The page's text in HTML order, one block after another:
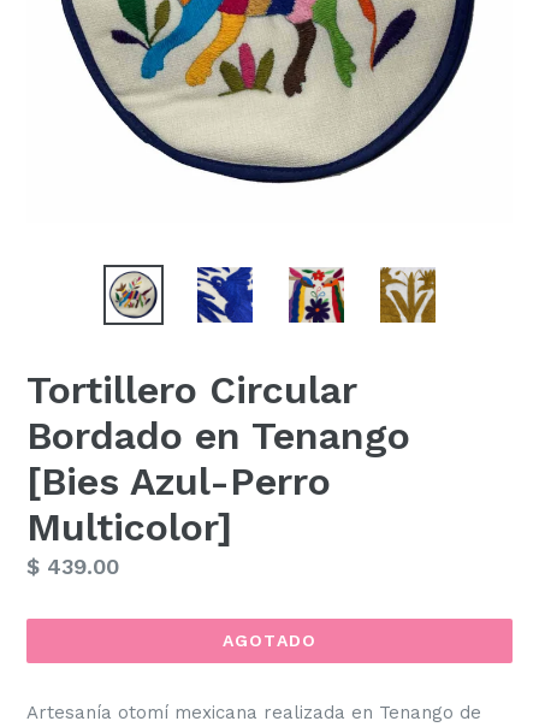
Tortillero Circular
Bordado en Tenango
[Bies Azul-Perro
Multicolor]
Precio
$ 439.00
AGOTADO
Artesanía otomí mexicana realizada en Tenango de